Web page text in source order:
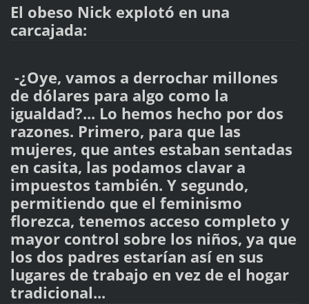
El obeso Nick explotó en una
carcajada:
-¿Oye, vamos a derrochar millones
de dólares para algo como la
igualdad?... Lo hemos hecho por dos
razones. Primero, para que las
mujeres, que antes estaban sentadas
en casita, las podamos clavar a
impuestos también. Y segundo,
permitiendo que el feminismo
florezca, tenemos acceso completo y
mayor control sobre los niños, ya que
los dos padres estarían así en sus
lugares de trabajo en vez de el hogar
tradicional...